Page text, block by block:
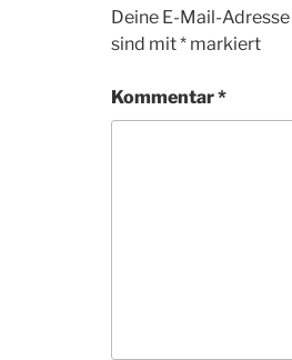
Deine E-Mail-
sind mit* markiert
Kommentar*